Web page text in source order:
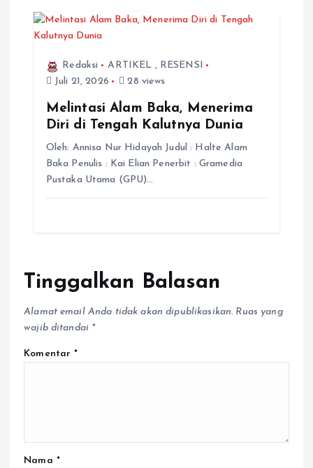
Redaksi ARTIKEL , RESENSI
Juli 21, 2026
28 views
Melintasi Alam Baka, Menerima
Diri di Tengah Kalutnya Dunia
Oleh: Annisa Nur Hidayah Judul : Halte Alam
Baka Penulis : Kai Elian Penerbit : Gramedia
Pustaka Utama (GPU)…
Tinggalkan Balasan
Alamat email Anda tidak akan dipublikasikan. Ruas yang
wajib ditandai *
Komentar*
Nama *